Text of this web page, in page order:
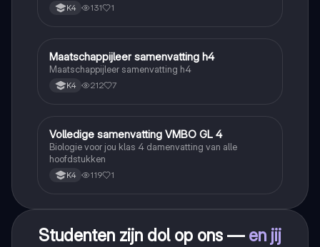
K4 131 1
Maatschappijleer
Maatschappijleer samenvatting h4
Maatschappijleer samenvatting h4
K4 212 7
Biologie
Volledige samenvatting VMBO GL 4
Biologie voor jou klas 4 damenvatting van alle
hoofdstukken
K4 119 1
Studenten zijn dol op ons — en jij